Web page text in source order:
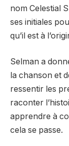
nom Celestial
ses initiales
qu’il est à
Selman a
la chanson et
ressentir les
raconter
apprendre à
cela se passe.